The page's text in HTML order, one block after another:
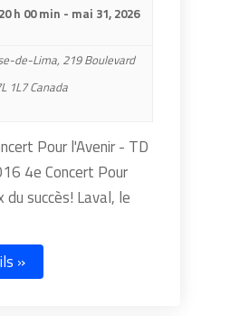
h 00 min - mai 31, 2026
de-Lima, 219 Boulevard
1L7 Canada
Pour l'Avenir - TD
4e Concert Pour
du succès! Laval, le
»